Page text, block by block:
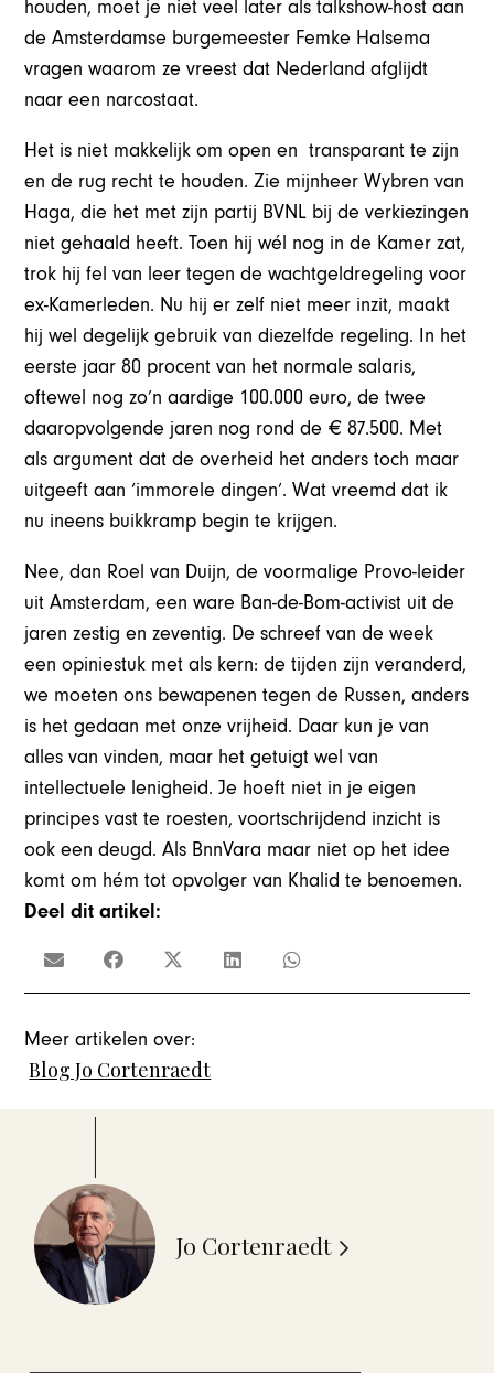
houden, moet je niet veel later als talkshow-host aan
de Amsterdamse burgemeester Femke Halsema
vragen waarom ze vreest dat Nederland afglijdt
naar een narcostaat.
Het is niet makkelijk om open en transparant te zijn
en de rug recht te houden. Zie mijnheer Wybren van
Haga, die het met zijn partij BVNL bij de verkiezingen
niet gehaald heeft. Toen hij wél nog in de Kamer zat,
trok hij fel van leer tegen de wachtgeldregeling voor
ex-Kamerleden. Nu hij er zelf niet meer inzit, maakt
hij wel degelijk gebruik van diezelfde regeling. In het
eerste jaar 80 procent van het normale salaris,
oftewel nog zo’n aardige 100.000 euro, de twee
daaropvolgende jaren nog rond de € 87.500. Met
als argument dat de overheid het anders toch maar
uitgeeft aan ‘immorele dingen’. Wat vreemd dat ik
nu ineens buikkramp begin te krijgen.
Nee, dan Roel van Duijn, de voormalige Provo-leider
uit Amsterdam, een ware Ban-de-Bom-activist uit de
jaren zestig en zeventig. De schreef van de week
een opiniestuk met als kern: de tijden zijn veranderd,
we moeten ons bewapenen tegen de Russen, anders
is het gedaan met onze vrijheid. Daar kun je van
alles van vinden, maar het getuigt wel van
intellectuele lenigheid. Je hoeft niet in je eigen
principes vast te roesten, voortschrijdend inzicht is
ook een deugd. Als BnnVara maar niet op het idee
komt om hém tot opvolger van Khalid te benoemen.
Deel dit artikel:
Meer artikelen over:
Blog Jo Cortenraedt
Jo Cortenraedt